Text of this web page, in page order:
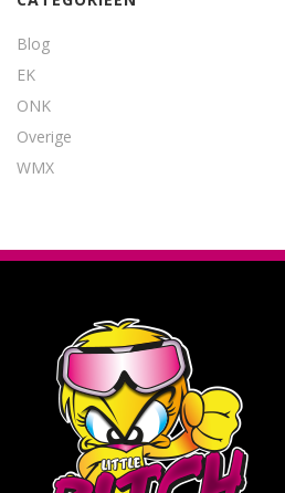
Blog
EK
ONK
Overige
WMX